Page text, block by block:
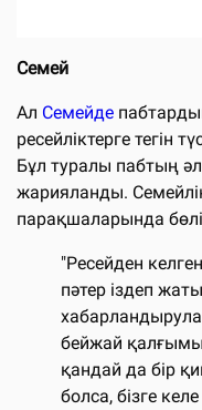
Семей
Ал Семейде
ресейліктерге тегін
Бұл туралы пабтың
жарияланды.
парақшаларында
"Ресейден
пәтер іздеп
бейжай
қандай да бір
болса, бізге